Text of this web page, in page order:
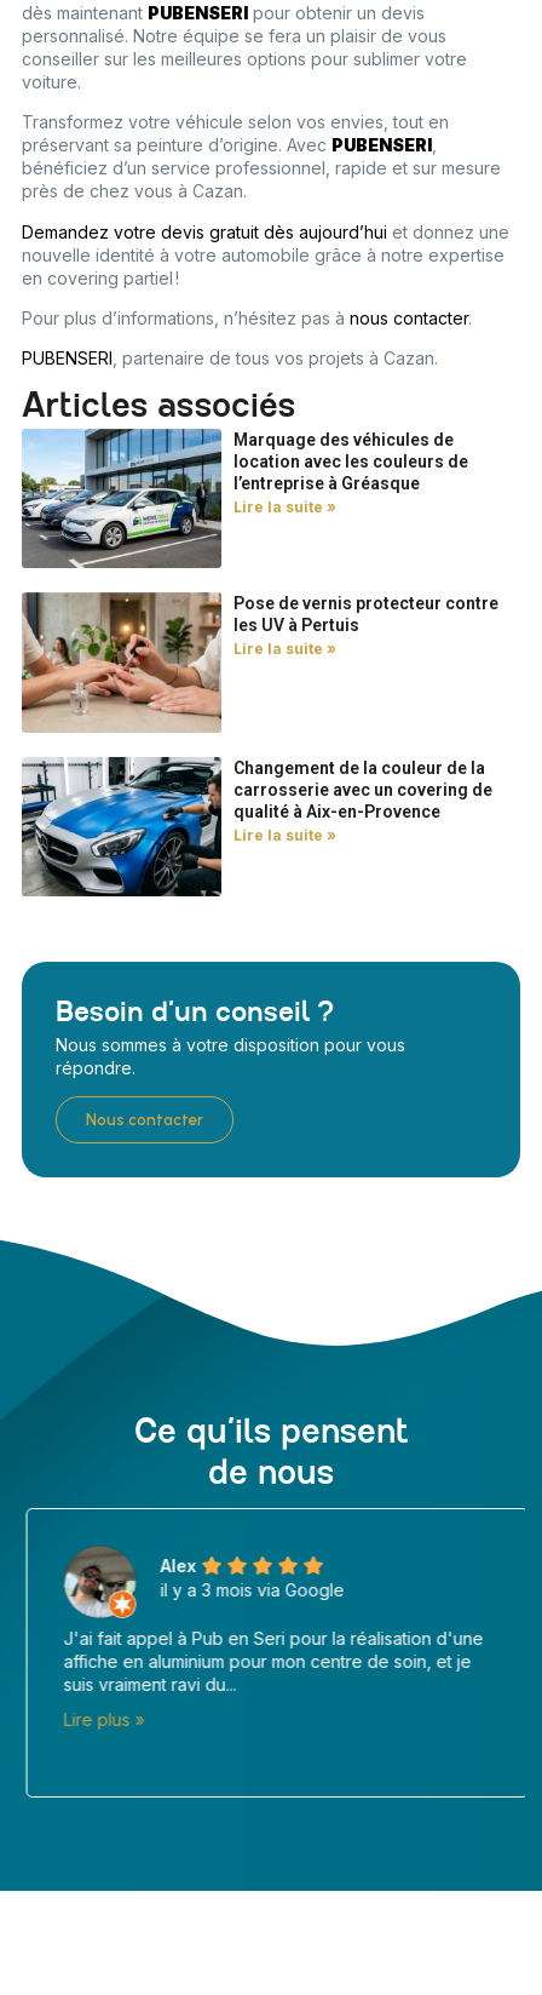
dès maintenant PUBENSERIpour obtenir un devis
personnalisé. Notre équipe se fera un plaisir de vous
conseiller sur les meilleures options pour sublimer votre
voiture.
Transformez votre véhicule selon vos envies, tout en
préservant sa peinture d’origine. Avec PUBENSERI,
bénéficiez d’un service professionnel, rapide et sur mesure
près de chez vous à Cazan.
Demandez votre devis gratuit dès aujourd’hui et donnez une
nouvelle identité à votre automobile grâce à notre expertise
en covering partiel !
Pour plus d’informations, n’hésitez pas à nous contacter.
PUBENSERI , partenaire de tous vos projets à Cazan.
Articles associés
Marquage des véhicules de
location avec les couleurs de
l’entreprise à Gréasque
Lire la suite »
Pose de vernis protecteur contre
les UV à Pertuis
Lire la suite »
Changement de la couleur de la
carrosserie avec un covering de
qualité à Aix-en-Provence
Lire la suite »
Besoin d’un conseil ?
Nous sommes à votre disposition pour vous
répondre.
Nous contacter
Ce qu’ils pensent
de nous
Alex
il y a 3 mois via Google
J'ai fait appel à Pub en Seri pour la réalisation d'une
affiche en aluminium pour mon centre de soin, et je
suis vraiment ravi du...
Lire plus »